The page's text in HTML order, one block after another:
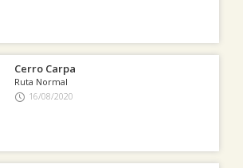
Cerro Carpa
Ruta Normal
16/08/2020